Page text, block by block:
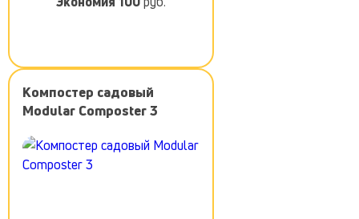
Компостер садовый
Modular Composter 3